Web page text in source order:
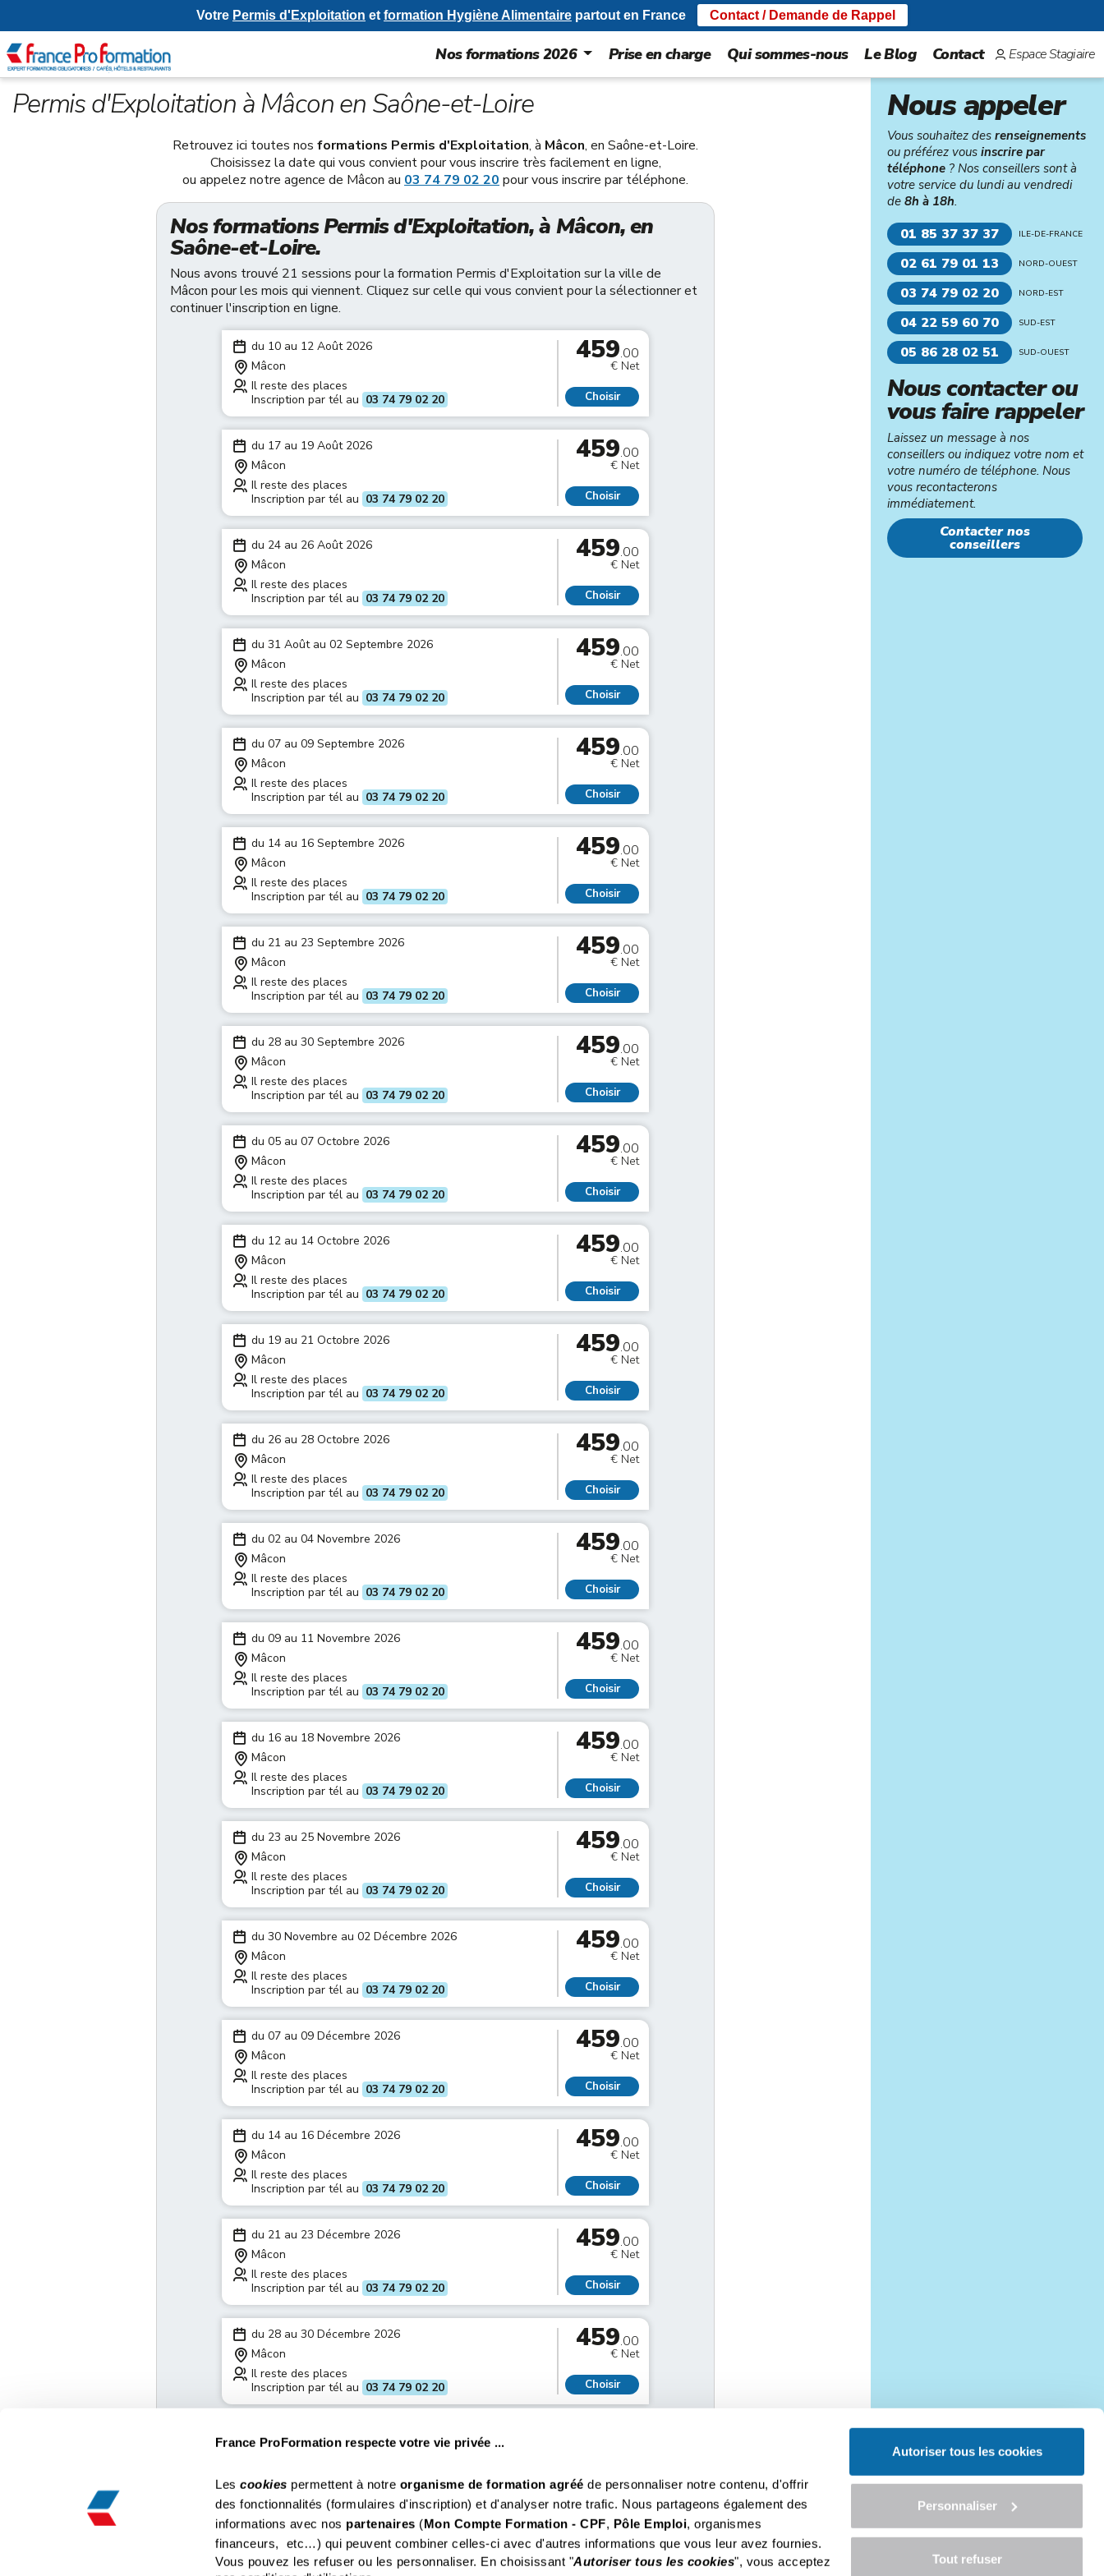
France ProFormation respecte votre vie privée ...
Lescookies permettent à notre organisme de formation agréé de personnaliser notre contenu, d'offrir
des fonctionnalités (formulaires d'inscription) et d'analyser notre trafic. Nous partageons également des
informations avec nos partenaires (Mon Compte Formation - CPF, Pôle Emploi, organismes
financeurs, etc…) qui peuvent combiner celles-ci avec d'autres informations que vous leur avez fournies.
Vous pouvez les refuser ou les personnaliser. En choisissant "Autoriser tous les cookies", vous acceptez
Autoriser tous les cookies
Personnaliser
Tout refuser
Nos formations 2026 Prise en charge Qui sommes-nous Le Blog Contact Espace Stagiaire
Permis d'Exploitation à Mâcon en Saône-et-Loire
Retrouvez ici toutes nosformations Permis d'Exploitation, à Mâcon, en Saône-et-Loire.
Choisissez la date qui vous convient pour vous inscrire très facilement en ligne,
ou appelez notre agence de Mâcon au 03 74 79 02 20 pour vous inscrire par téléphone.
Nos formations Permis d'Exploitation, à Mâcon, en
Saône-et-Loire.
Nous avons trouvé 21 sessions pour la formation Permis d'Exploitation sur la ville de
Mâcon pour les mois qui viennent. Cliquez sur celle qui vous convient pour la sélectionner et
continuer l'inscription en ligne.
du 10 au 12 Août 2026
Mâcon
Il reste des places
Inscription par tél au 03 74 79 02 20
459.00
€ Net
Choisir
du 17 au 19 Août 2026
Mâcon
Il reste des places
Inscription par tél au 03 74 79 02 20
459.00
€ Net
Choisir
du 24 au 26 Août 2026
Mâcon
Il reste des places
Inscription par tél au 03 74 79 02 20
459.00
€ Net
Choisir
du 31 Août au 02 Septembre 2026
Mâcon
Il reste des places
Inscription par tél au 03 74 79 02 20
459.00
€ Net
Choisir
du 07 au 09 Septembre 2026
Mâcon
Il reste des places
Inscription par tél au 03 74 79 02 20
459.00
€ Net
Choisir
du 14 au 16 Septembre 2026
Mâcon
Il reste des places
Inscription par tél au 03 74 79 02 20
459.00
€ Net
Choisir
du 21 au 23 Septembre 2026
Mâcon
Il reste des places
Inscription par tél au 03 74 79 02 20
459.00
€ Net
Choisir
du 28 au 30 Septembre 2026
Mâcon
Il reste des places
Inscription par tél au 03 74 79 02 20
459.00
€ Net
Choisir
du 05 au 07 Octobre 2026
Mâcon
Il reste des places
Inscription par tél au 03 74 79 02 20
459.00
€ Net
Choisir
du 12 au 14 Octobre 2026
Mâcon
Il reste des places
Inscription par tél au 03 74 79 02 20
459.00
€ Net
Choisir
du 19 au 21 Octobre 2026
Mâcon
Il reste des places
Inscription par tél au 03 74 79 02 20
459.00
€ Net
Choisir
du 26 au 28 Octobre 2026
Mâcon
Il reste des places
Inscription par tél au 03 74 79 02 20
459.00
€ Net
Choisir
du 02 au 04 Novembre 2026
Mâcon
Il reste des places
Inscription par tél au 03 74 79 02 20
459.00
€ Net
Choisir
du 09 au 11 Novembre 2026
Mâcon
Il reste des places
Inscription par tél au 03 74 79 02 20
459.00
€ Net
Choisir
du 16 au 18 Novembre 2026
Mâcon
Il reste des places
Inscription par tél au 03 74 79 02 20
459.00
€ Net
Choisir
du 23 au 25 Novembre 2026
Mâcon
Il reste des places
Inscription par tél au 03 74 79 02 20
459.00
€ Net
Choisir
du 30 Novembre au 02 Décembre 2026
Mâcon
Il reste des places
Inscription par tél au 03 74 79 02 20
459.00
€ Net
Choisir
du 07 au 09 Décembre 2026
Mâcon
Il reste des places
Inscription par tél au 03 74 79 02 20
459.00
€ Net
Choisir
du 14 au 16 Décembre 2026
Mâcon
Il reste des places
Inscription par tél au 03 74 79 02 20
459.00
€ Net
Choisir
du 21 au 23 Décembre 2026
Mâcon
Il reste des places
Inscription par tél au 03 74 79 02 20
459.00
€ Net
Choisir
du 28 au 30 Décembre 2026
Mâcon
Il reste des places
Inscription par tél au 03 74 79 02 20
459.00
€ Net
Choisir
Nous appeler
Vous souhaitez desrenseignements
ou préférez vousinscrire par
téléphone ? Nos conseillers sont à
votre service du lundi au vendredi
de8h à 18h.
01 85 37 37 37 ILE-DE-FRANCE
02 61 79 01 13 NORD-OUEST
03 74 79 02 20 NORD-EST
04 22 59 60 70 SUD-EST
05 86 28 02 51 SUD-OUEST
Nous contacter ou
vous faire rappeler
Laissez un message à nos
conseillers ou indiquez votre nom et
votre numéro de téléphone. Nous
vous recontacterons
immédiatement.
Contacter nos
conseillers
France Proformation
Espace Coralia, 424 Rue de Lisbonne, Bâtiment A
83500 La Seyne sur Mer
contact@france-proformation.fr
Nous contacter
01 85 37 37 37
Ile-de-France
02 61 79 01 13 Nord-Ouest
03 74 79 02 20 Nord-Est
04 22 59 60 70
05 86 28 02 51 Sud-Ouest
Formations phares
Permis d'Exploitation
Permis d'Exploitation en Visioconférence
Hygiène Alimentaire
Hygiène Alimentaire Restauration Collective
Permis d'Exploitation 1 Jour
Pages d'information
Mentions légales
Conditions Générales de Vente
Plan du site
Prise en charge
Contact
Votre Permis d'Exploitation et formation Hygiène Alimentaire partout en France Contact / Demande de Rappel